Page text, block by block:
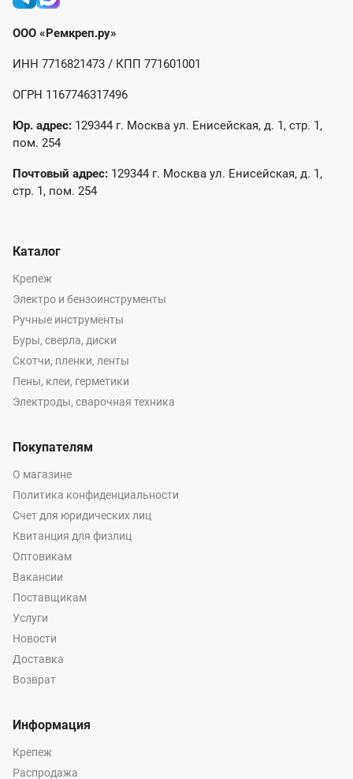
ООО «Ремкреп.ру»
ИНН 7716821473 / КПП 771601001
ОГРН 1167746317496
Юр. адрес: 129344 г. Москва ул. Енисейская, д. 1, стр. 1,
пом. 254
Почтовый адрес: 129344 г. Москва ул. Енисейская, д. 1,
стр. 1, пом. 254
Каталог
Крепеж
Электро и бензоинструменты
Ручные инструменты
Буры, сверла, диски
Скотчи, пленки, ленты
Пены, клеи, герметики
Электроды, сварочная техника
Покупателям
О магазине
Политика конфиденциальности
Счет для юридических лиц
Квитанция для физлиц
Оптовикам
Вакансии
Поставщикам
Услуги
Новости
Доставка
Возврат
Информация
Крепеж
Распродажа